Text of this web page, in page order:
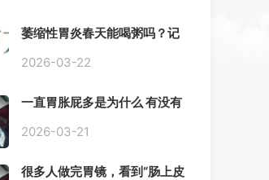
萎缩性胃炎春天能喝粥吗？记
2026-03-22
一直胃胀屁多是为什么 有没有
2026-03-21
很多人做完胃镜，看到“肠上皮